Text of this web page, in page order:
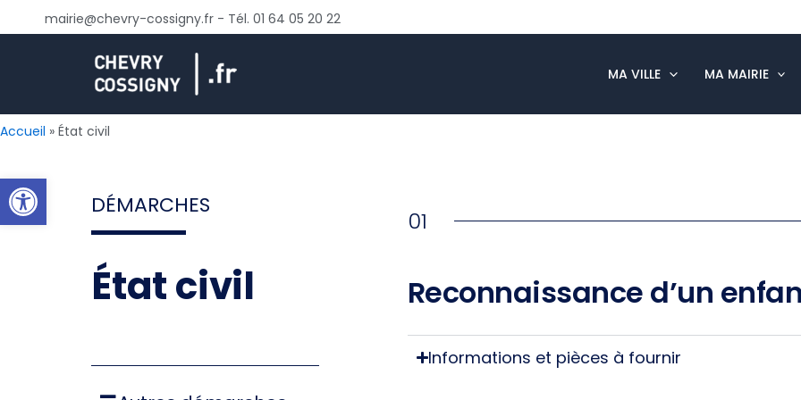
Ouvrir la barre d’outils
au
mairie@chevry-cossigny.fr - Tél. 01 64 05 20 22
MA VILLE MA MAIRIE
Accueil État civil
DÉMARCHES
État civil
01
Reconnaissance d’un
Informations et pièces à fournir